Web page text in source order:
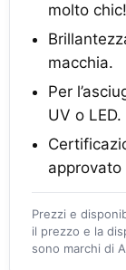
molto chic!
macchia.
Per
UV o LED.
Prezzi e
il prezzo e la
sono marchi di